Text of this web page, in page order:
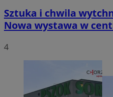
Sztuka i chwila
Nowa wystawa w
4